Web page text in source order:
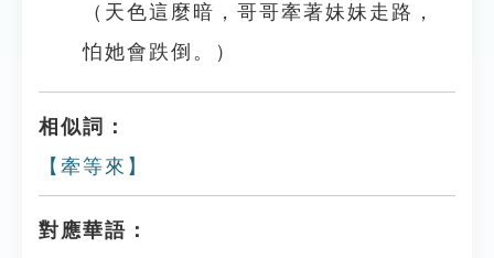
（天色這麼暗，哥哥牽著妹妹走路，
怕她會跌倒。）
相似詞：
【牽等來】
對應華語：